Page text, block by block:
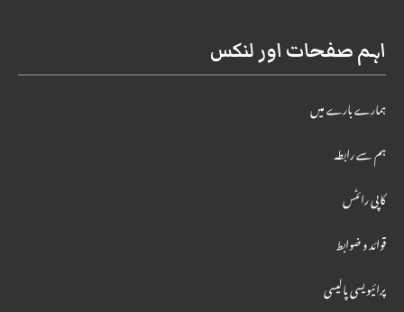
اہم صفحات اور لنکس
ہمارے بارے میں
ہم سے رابطہ
کاپی رائٹس
قوائد و ضوابط
پرائیویسی پالیسی